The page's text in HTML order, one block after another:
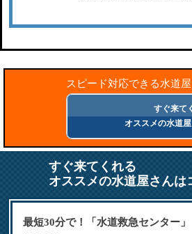
スピード対応できる水道
すぐ来て
オススメの水道
すぐ来てくれる
オススメの水道屋さんは
最短30分で！「水道救急センター」